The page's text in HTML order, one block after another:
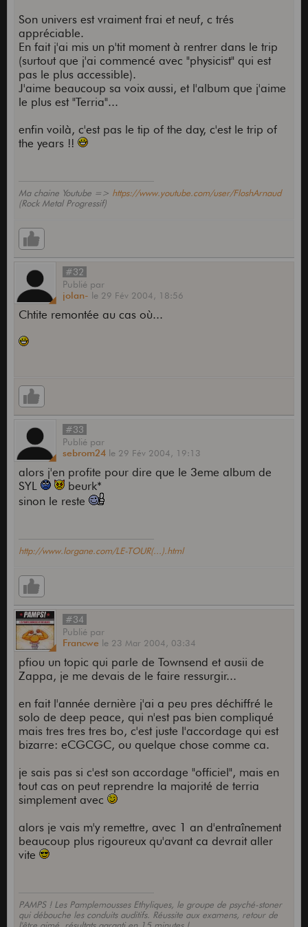
Son univers est vraiment frai et neuf, c trés
appréciable.
En fait j'ai mis un p'tit moment à rentrer dans le trip
(surtout que j'ai commencé avec "physicist" qui est
pas le plus accessible).
J'aime beaucoup sa voix aussi, et l'album que j'aime
le plus est "Terria"...
enfin voilà, c'est pas le tip of the day, c'est le trip of
the years !!
Ma chaine Youtube => https://www.youtube.com/user/FloshArnaud
(Rock Metal Progressif)
#32
Publié par
jolan- le 29 Fév 2004, 18:56
Chtite remontée au cas où...
#33
Publié par
sebrom24 le 29 Fév 2004, 19:13
alors j'en profite pour dire que le 3eme album de
SYL
beurk*
sinon le reste
http://www.lorgane.com/LE-TOUR(...).html
#34
Publié par
Francwe le 23 Mar 2004, 03:34
pfiou un topic qui parle de Townsend et ausii de
Zappa, je me devais de le faire ressurgir...
en fait l'année dernière j'ai a peu pres déchiffré le
solo de deep peace, qui n'est pas bien compliqué
mais tres tres tres bo, c'est juste l'accordage qui est
bizarre: eCGCGC, ou quelque chose comme ca.
je sais pas si c'est son accordage "officiel", mais en
tout cas on peut reprendre la majorité de terria
simplement avec
alors je vais m'y remettre, avec 1 an d'entraînement
beaucoup plus rigoureux qu'avant ca devrait aller
vite
PAMPS ! Les Pamplemousses Ethyliques, le groupe de psyché-stoner
qui débouche les conduits auditifs. Réussite aux examens, retour de